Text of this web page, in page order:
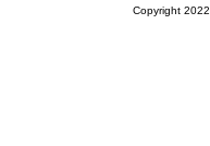
Copyright